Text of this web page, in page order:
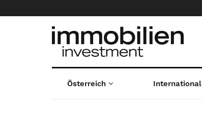
Österreich International